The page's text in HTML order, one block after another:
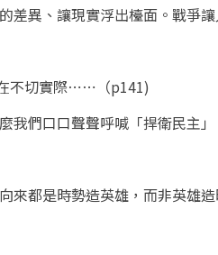
差異、讓現實浮出檯面。戰爭
不切實際⋯⋯（p141)
我們口口聲聲呼喊「捍衛民主
來都是時勢造英雄，而非英雄